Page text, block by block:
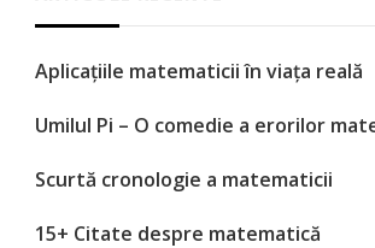
Aplicațiile matematicii în viața reală
Umilul Pi – O comedie a erorilor
Scurtă cronologie a matematicii
15+ Citate despre matematică